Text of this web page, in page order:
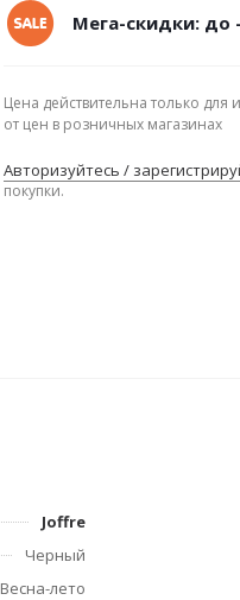
Мега-скидки: до
Цена действительна только для
от цен в розничных магазинах
Авторизуйтесь /
покупки.
Joffre
Черный
Весна-лето